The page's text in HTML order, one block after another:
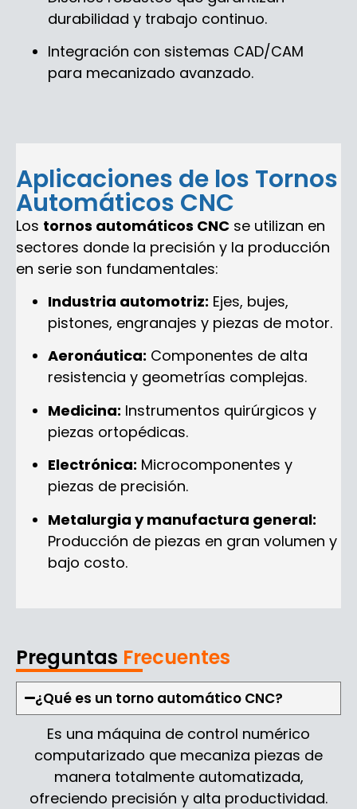
durabilidad y trabajo continuo.
Integración con sistemas CAD/CAM
para mecanizado avanzado.
Aplicaciones de los Tornos
Automáticos CNC
Los tornos automáticos CNC se utilizan en
sectores donde la precisión y la producción
en serie son fundamentales:
Industria automotriz: Ejes, bujes,
pistones, engranajes y piezas de motor.
Aeronáutica: Componentes de alta
resistencia y geometrías complejas.
Medicina: Instrumentos quirúrgicos y
piezas ortopédicas.
Electrónica: Microcomponentes y
piezas de precisión.
Metalurgia y manufactura general:
Producción de piezas en gran volumen y
bajo costo.
Preguntas Frecuentes
¿Qué es un torno automático CNC?
Es una máquina de control numérico
computarizado que mecaniza piezas de
manera totalmente automatizada,
ofreciendo precisión y alta productividad.